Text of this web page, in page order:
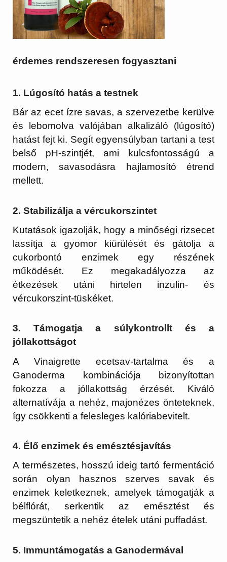
érdemes rendszeresen fogyasztani
1. Lúgosító hatás a testnek
Bár az ecet ízre savas, a szervezetbe kerülve
és lebomolva valójában alkalizáló (lúgosító)
hatást fejt ki. Segít egyensúlyban tartani a test
belső pH-szintjét, ami kulcsfontosságú a
modern, savasodásra hajlamosító étrend
mellett.
2. Stabilizálja a vércukorszintet
Kutatások igazolják, hogy a minőségi rizsecet
lassítja a gyomor kiürülését és gátolja a
cukorbontó enzimek egy részének
működését. Ez megakadályozza az
étkezések utáni hirtelen inzulin- és
vércukorszint-tüskéket.
3. Támogatja a súlykontrollt és a
jóllakottságot
A Vinaigrette ecetsav-tartalma és a
Ganoderma kombinációja bizonyítottan
fokozza a jóllakottság érzését. Kiváló
alternatívája a nehéz, majonézes önteteknek,
így csökkenti a felesleges kalóriabevitelt.
4. Élő enzimek és emésztésjavítás
A természetes, hosszú ideig tartó fermentáció
során olyan hasznos szerves savak és
enzimek keletkeznek, amelyek támogatják a
bélflórát, serkentik az emésztést és
megszüntetik a nehéz ételek utáni puffadást.
5. Immuntámogatás a Ganodermával